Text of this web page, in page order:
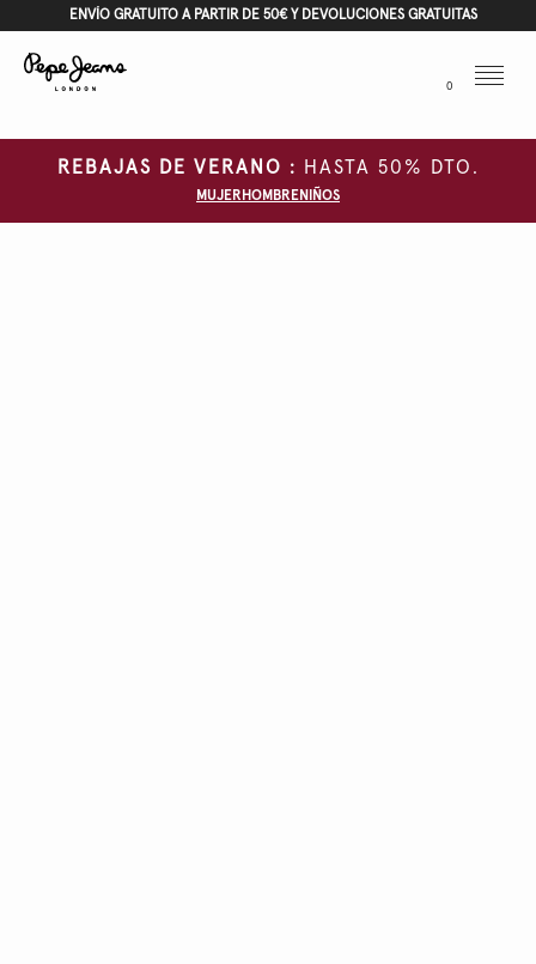
ENVÍO GRATUITO A PARTIR DE 50€ Y DEVOLUCIONES GRATUITAS
0
Menu
REBAJAS DE VERANO : HASTA 50% DTO.
MUJER HOMBRENIÑOS